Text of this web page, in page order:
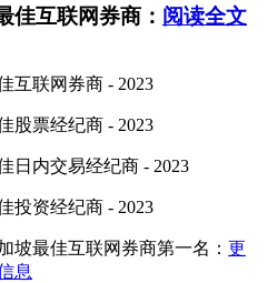
佳互联网券商： 阅读全文
互联网券商 - 2023
股票经纪商 - 2023
日内交易经纪商 - 2023
投资经纪商 - 2023
坡最佳互联网券商第一名： 更
息